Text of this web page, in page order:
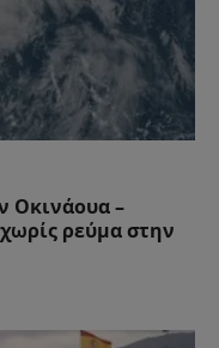
Οκινάουα –
ρεύμα στην